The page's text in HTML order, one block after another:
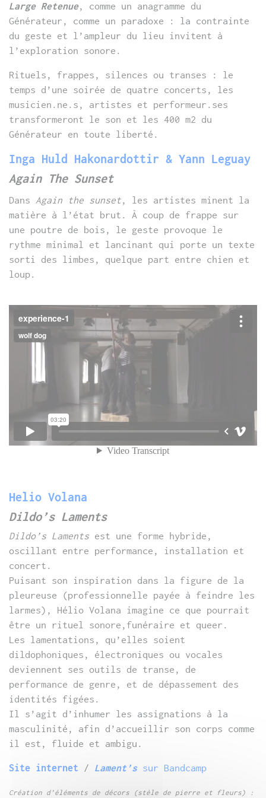
Large Retenue, comme un anagramme du
Générateur, comme un paradoxe : la contrainte
du geste et l’ampleur du lieu invitent à
l’exploration sonore.
Rituels, frappes, silences ou transes : le
temps d’une soirée de quatre concerts, les
musicien.ne.s, artistes et performeur.ses
transformeront le son et les 400 m2 du
Générateur en toute liberté.
Inga Huld Hakonardottir & Yann Leguay
Again The Sunset
Dans Again the sunset, les artistes minent la
matière à l’état brut. À coup de frappe sur
une poutre de bois, le geste provoque le
rythme minimal et lancinant qui porte un texte
sorti des limbes, quelque part entre chien et
loup.
Helio Volana
Dildo’s Laments
Dildo’s Laments est une forme hybride,
oscillant entre performance, installation et
concert.
Puisant son inspiration dans la figure de la
pleureuse (professionnelle payée à feindre les
larmes), Hélio Volana imagine ce que pourrait
être un rituel sonore,funéraire et queer.
Les lamentations, qu’elles soient
dildophoniques, électroniques ou vocales
deviennent ses outils de transe, de
performance de genre, et de dépassement des
identités figées.
Il s’agit d’inhumer les assignations à la
masculinité, afin d’accueillir son corps comme
il est, fluide et ambigu.
Site internet / Lament’ssur Bandcamp
Création d’éléments de décors (stèle de pierre et fleurs) :